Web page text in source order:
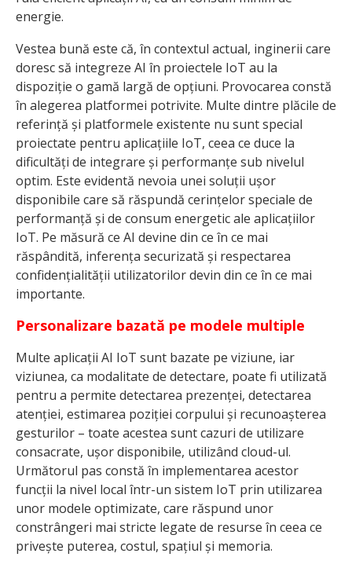
energie.
Vestea bună este că, în contextul actual, inginerii care
doresc să integreze AI în proiectele IoT au la
dispoziție o gamă largă de opțiuni. Provocarea constă
în alegerea platformei potrivite. Multe dintre plăcile de
referință și platformele existente nu sunt special
proiectate pentru aplicațiile IoT, ceea ce duce la
dificultăți de integrare și performanțe sub nivelul
optim. Este evidentă nevoia unei soluții ușor
disponibile care să răspundă cerințelor speciale de
performanță și de consum energetic ale aplicațiilor
IoT. Pe măsură ce AI devine din ce în ce mai
răspândită, inferența securizată și respectarea
confidențialității utilizatorilor devin din ce în ce mai
importante.
Personalizare bazată pe modele multiple
Multe aplicații AI IoT sunt bazate pe viziune, iar
viziunea, ca modalitate de detectare, poate fi utilizată
pentru a permite detectarea prezenței, detectarea
atenției, estimarea poziției corpului și recunoașterea
gesturilor – toate acestea sunt cazuri de utilizare
consacrate, ușor disponibile, utilizând cloud-ul.
Următorul pas constă în implementarea acestor
funcții la nivel local într-un sistem IoT prin utilizarea
unor modele optimizate, care răspund unor
constrângeri mai stricte legate de resurse în ceea ce
privește puterea, costul, spațiul și memoria.